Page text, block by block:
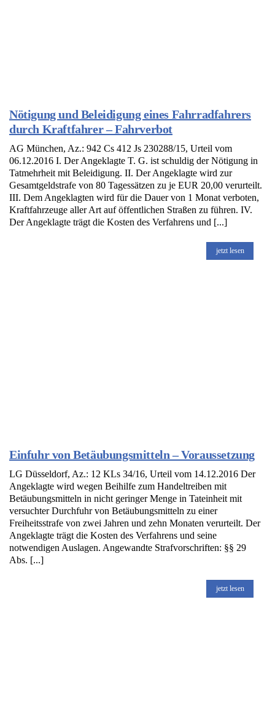
Nötigung und Beleidigung eines Fahrradfahrers
durch Kraftfahrer – Fahrverbot
AG München, Az.: 942 Cs 412 Js 230288/15, Urteil vom
06.12.2016 I. Der Angeklagte T. G. ist schuldig der Nötigung in
Tatmehrheit mit Beleidigung. II. Der Angeklagte wird zur
Gesamtgeldstrafe von 80 Tagessätzen zu je EUR 20,00 verurteilt.
III. Dem Angeklagten wird für die Dauer von 1 Monat verboten,
Kraftfahrzeuge aller Art auf öffentlichen Straßen zu führen. IV.
Der Angeklagte trägt die Kosten des Verfahrens und [...]
jetzt lesen
Einfuhr von Betäubungsmitteln – Voraussetzung
LG Düsseldorf, Az.: 12 KLs 34/16, Urteil vom 14.12.2016 Der
Angeklagte wird wegen Beihilfe zum Handeltreiben mit
Betäubungsmitteln in nicht geringer Menge in Tateinheit mit
versuchter Durchfuhr von Betäubungsmitteln zu einer
Freiheitsstrafe von zwei Jahren und zehn Monaten verurteilt. Der
Angeklagte trägt die Kosten des Verfahrens und seine
notwendigen Auslagen. Angewandte Strafvorschriften: §§ 29
Abs. [...]
jetzt lesen